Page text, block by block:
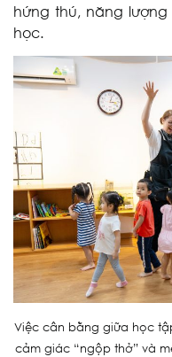
hứng thú, năng
học.
Việc cân bằng giữa học
cảm giác “ngộp thở” và